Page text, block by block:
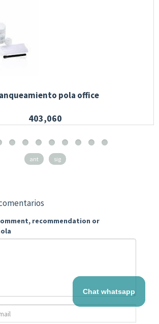
pola office
403,060
ant sig
recommendation or
Chat whatsapp